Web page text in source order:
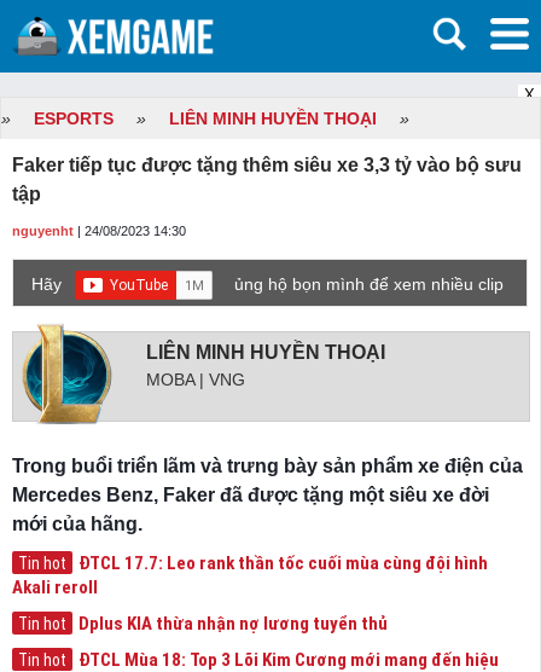
X
» ESPORTS » LIÊN MINH HUYỀN THOẠI »
Faker tiếp tục được tặng thêm siêu xe 3,3 tỷ vào bộ sưu
tập
nguyenht | 24/08/2023 14:30
Hãy
ủng hộ bọn mình để xem nhiều clip
LIÊN MINH HUYỀN THOẠI
MOBA | VNG
Trong buổi triển lãm và trưng bày sản phẩm xe điện của
Mercedes Benz, Faker đã được tặng một siêu xe đời
mới của hãng.
Tin hot
ĐTCL 17.7: Leo rank thần tốc cuối mùa cùng đội hình
Akali reroll
Tin hot Dplus KIA thừa nhận nợ lương tuyển thủ
Tin hot
ĐTCL Mùa 18: Top 3 Lõi Kim Cương mới mang đến hiệu